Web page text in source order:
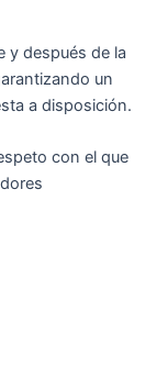
y después de la
un
a disposición.
con el que